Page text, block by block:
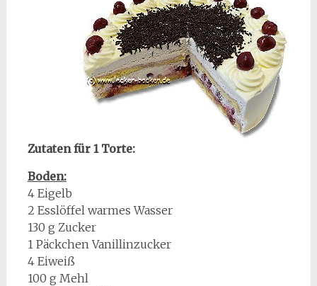
Zutaten für 1 Torte:
Boden:
4 Eigelb
2 Esslöffel warmes Wasser
130 g Zucker
1 Päckchen Vanillinzucker
4 Eiweiß
100 g Mehl